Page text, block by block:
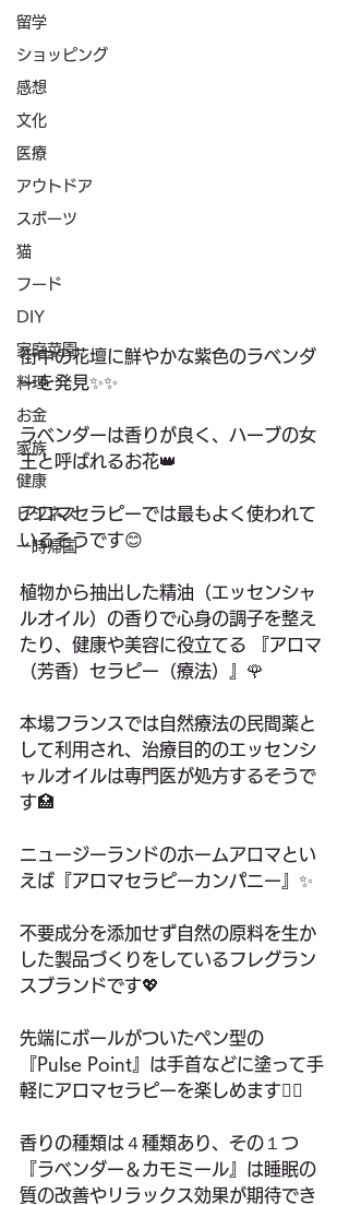
留学
ショッピング
感想
文化
医療
アウトドア
スポーツ
猫
フード
DIY
家庭菜園
料理
お金
家族
健康
ビジネス
一時帰国
街中の花壇に鮮やかな紫色のラベンダ
ーを発見✨✨
ラベンダーは香りが良く、ハーブの女
王と呼ばれるお花👑
アロマセラピーでは最もよく使われて
いるそうです😊
植物から抽出した精油（エッセンシャ
ルオイル）の香りで心身の調子を整え
たり、健康や美容に役立てる 『アロマ
（芳香）セラピー（療法）』🌹
本場フランスでは自然療法の民間薬と
して利用され、治療目的のエッセンシ
ャルオイルは専門医が処方するそうで
す🏥
ニュージーランドのホームアロマとい
えば『アロマセラピーカンパニー』✨
不要成分を添加せず自然の原料を生か
した製品づくりをしているフレグラン
スブランドです💖
先端にボールがついたペン型の
『Pulse Point』は手首などに塗って手
軽にアロマセラピーを楽しめます🙆‍♀️
香りの種類は４種類あり、その１つ
『ラベンダー＆カモミール』は睡眠の
質の改善やリラックス効果が期待でき